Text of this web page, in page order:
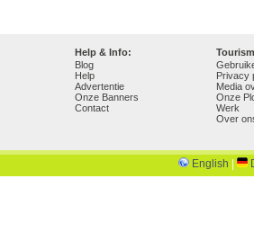
Help & Info:
Blog
Help
Advertentie
Onze Banners
Contact
Privacy
Media
Onze
Werk
Over
English